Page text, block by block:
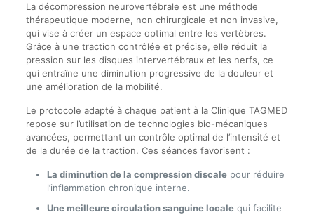
La décompression neurovertébrale est une méthode
thérapeutique moderne, non chirurgicale et non invasive,
qui vise à créer un espace optimal entre les vertèbres.
Grâce à une traction contrôlée et précise, elle réduit la
pression sur les disques intervertébraux et les nerfs, ce
qui entraîne une diminution progressive de la douleur et
une amélioration de la mobilité.
Le protocole adapté à chaque patient à la Clinique TAGMED
repose sur l’utilisation de technologies bio-mécaniques
avancées, permettant un contrôle optimal de l’intensité et
de la durée de la traction. Ces séances favorisent :
La diminution de la compression discalepour réduire
l’inflammation chronique interne.
Une meilleure circulation sanguine localequi facilite